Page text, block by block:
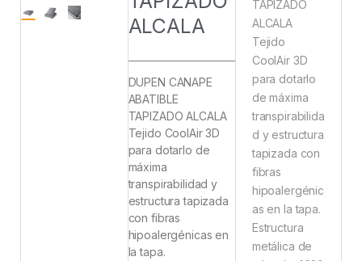
ALCALA
DUPEN CANAPE
ABATIBLE
TAPIZADO ALCALA
Tejido CoolAir 3D
para dotarlo de
máxima
transpirabilidad y
estructura tapizada
con fibras
hipoalergénicas en
la tapa.
TAPIZADO
ALCALA
Tejido
CoolAir 3D
para dotarlo
de máxima
transpirabilida
d y estructura
tapizada con
fibras
hipoalergénic
as en la tapa.
Estructura
metálica de